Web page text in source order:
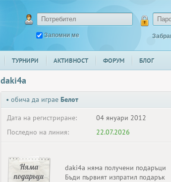
Запомни ме
ТУРНИРИ АКТИВНОСТ ФОРУМ БЛОГ
daki4a
• обича да играе Белот
Дата на регистриране:
04 януари 2012
Последно на линия:
22.07.2026
Няма
подаръци
daki4a няма получени подаръци
Бъди първият изпратил подарък